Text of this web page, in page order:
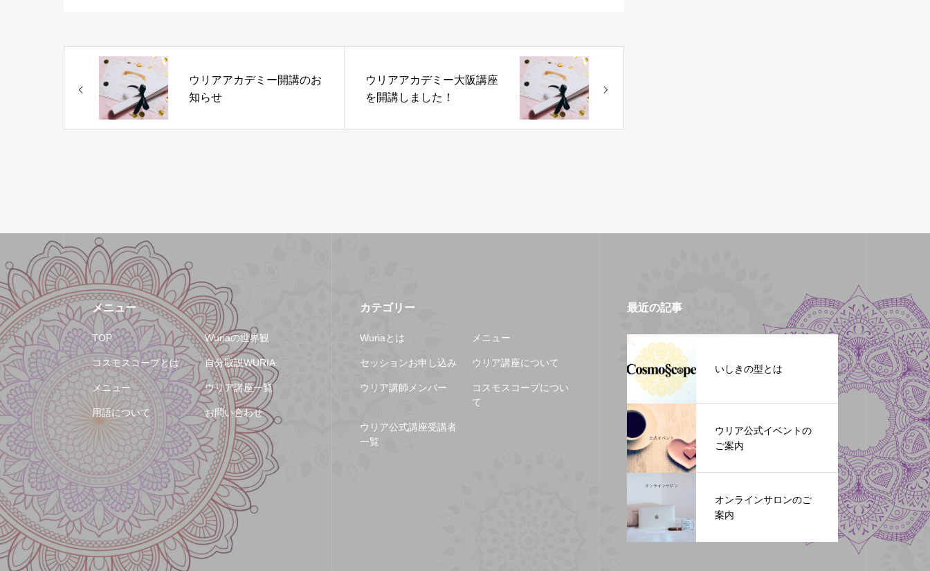
ウリアアカデミー開講のお
知らせ
ウリアアカデミー大阪講座
を開講しました！
メニュー
TOP Wuriaの世界観
コスモスコープとは 自分取説WURIA
メニュー ウリア講座一覧
用語について お問い合わせ
カテゴリー
Wuriaとは メニュー
セッションお申し込み ウリア講座について
ウリア講師メンバー
コスモスコープについ
て
ウリア公式講座受講者
一覧
最近の記事
いしきの型とは
ウリア公式イベントの
ご案内
オンラインサロンのご
案内